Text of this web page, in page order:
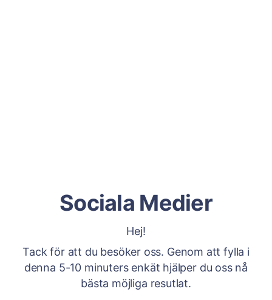
Sociala Medier
Hej!
Tack för att du besöker oss. Genom att fylla i
denna 5-10 minuters enkät hjälper du oss nå
bästa möjliga resutlat.